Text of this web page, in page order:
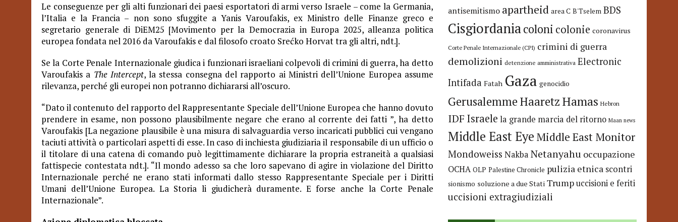
Le conseguenze per gli alti funzionari dei paesi esportatori di armi verso Israele – come la Germania,
l’Italia e la Francia – non sono sfuggite a Yanis Varoufakis, ex Ministro delle Finanze greco e
segretario generale di DiEM25 [Movimento per la Democrazia in Europa 2025, alleanza politica
europea fondata nel 2016 da Varoufakis e dal filosofo croato Srećko Horvat tra gli altri, ndt.].
Se la Corte Penale Internazionale giudica i funzionari israeliani colpevoli di crimini di guerra, ha detto
Varoufakis a The Intercept, la stessa consegna del rapporto ai Ministri dell’Unione Europea assume
rilevanza, perché gli europei non potranno dichiararsi all’oscuro.
“Dato il contenuto del rapporto del Rappresentante Speciale dell’Unione Europea che hanno dovuto
prendere in esame, non possono plausibilmente negare che erano al corrente dei fatti ”, ha detto
Varoufakis [La negazione plausibile è una misura di salvaguardia verso incaricati pubblici cui vengano
taciuti attività o particolari aspetti di esse. In caso di inchiesta giudiziaria il responsabile di un ufficio o
il titolare di una catena di comando può legittimamente dichiarare la propria estraneità a qualsiasi
fattispecie contestata ndt.]. “Il mondo adesso sa che loro sapevano di agire in violazione del Diritto
Internazionale perché ne erano stati informati dallo stesso Rappresentante Speciale per i Diritti
Umani dell’Unione Europea. La Storia li giudicherà duramente. E forse anche la Corte Penale
Internazionale”.
antisemitismo apartheid area C B'Tselem BDS
Cisgiordaniacoloni colonie coronavirus
Corte Penale Internazionale (CPI) crimini di guerra
demolizioni detenzione amministrativa Electronic
Intifada Fatah Gaza genocidio
GerusalemmeHaaretzHamas Hebron
IDF Israele la grande marcia del ritorno Maan news
Middle East Eye Middle East Monitor
Mondoweiss Nakba Netanyahu occupazione
OCHA OLP Palestine Chronicle pulizia etnica scontri
sionismo soluzione a due Stati Trumpuccisioni e feriti
uccisioni extragiudiziali